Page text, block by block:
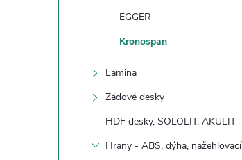
EGGER
Kronospan
Lamina
Zádové desky
HDF desky, SOLOLIT, AKULIT
Hrany - ABS, dýha, nažehlovací